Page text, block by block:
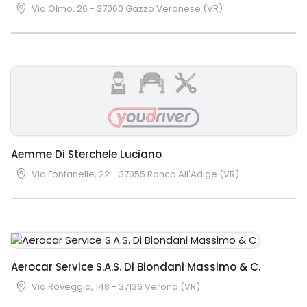
Via Olmo, 26 - 37060 Gazzo Veronese (VR)
Aemme Di Sterchele Luciano
Via Fontanelle, 22 - 37055 Ronco All'Adige (VR)
Aerocar Service S.A.S. Di Biondani Massimo & C.
Via Roveggia, 148 - 37136 Verona (VR)